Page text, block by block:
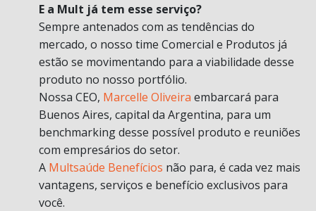
E a Mult já tem esse serviço?
Sempre antenados com as tendências do
mercado, o nosso time Comercial e Produtos já
estão se movimentando para a viabilidade desse
produto no nosso portfólio.
Nossa CEO, Marcelle Oliveira embarcará para
Buenos Aires, capital da Argentina, para um
benchmarking desse possível produto e reuniões
com empresários do setor.
A Multsaúde Benefícios não para, é cada vez mais
vantagens, serviços e benefício exclusivos para
você.